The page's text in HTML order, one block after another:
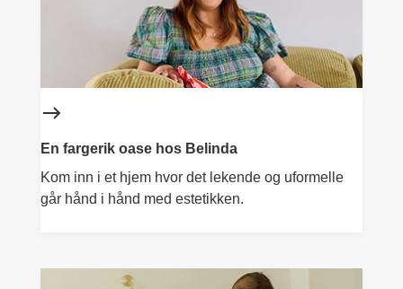
En fargerik oase hos Belinda
Kom inn i et hjem hvor det lekende og uformelle
går hånd i hånd med estetikken.